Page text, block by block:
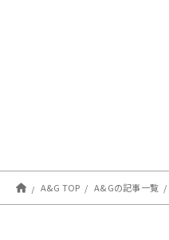
A&G TOP A&Gの記事一覧